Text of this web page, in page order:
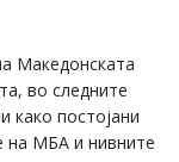
Македонската
во следните
како постојани
на МБА и нивните